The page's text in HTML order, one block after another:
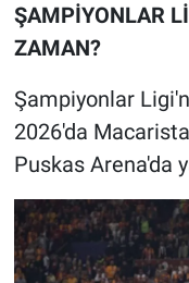
ŞAMPİYONLAR
ZAMAN?
Şampiyonlar
2026'da
Puskas Arena'da